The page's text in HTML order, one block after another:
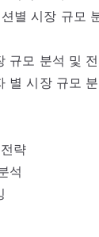
별 시장 규모
규모 분석 및
별 시장 규모
략
석